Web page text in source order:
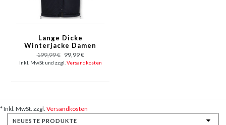
Lange Dicke
Winterjacke Damen
mit Kapuzen - Blau
199,99 € 99,99 €
inkl. MwSt und zzgl. Versandkosten
* Inkl. MwSt. zzgl. Versandkosten